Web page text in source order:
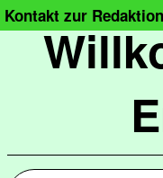
Kontakt zur